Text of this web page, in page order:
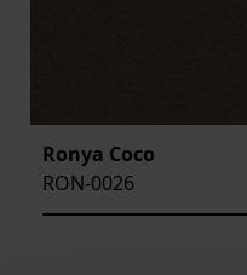
Ronya Coco
RON-0026